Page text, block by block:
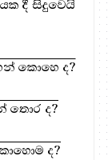
දී සිදුවෙයි
කොහෙ ද?
තොර ද?
ද?